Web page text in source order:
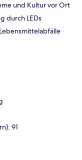
und Kultur vor Ort
durch LEDs
91